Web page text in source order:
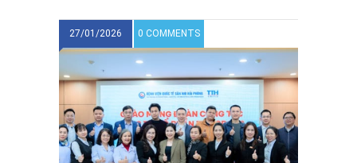
27/01/2026 0 COMMENTS